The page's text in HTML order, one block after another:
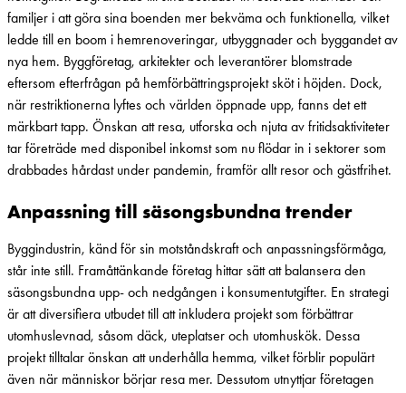
familjer i att göra sina boenden mer bekväma och funktionella, vilket
ledde till en boom i hemrenoveringar, utbyggnader och byggandet av
nya hem. Byggföretag, arkitekter och leverantörer blomstrade
eftersom efterfrågan på hemförbättringsprojekt sköt i höjden. Dock,
när restriktionerna lyftes och världen öppnade upp, fanns det ett
märkbart tapp. Önskan att resa, utforska och njuta av fritidsaktiviteter
tar företräde med disponibel inkomst som nu flödar in i sektorer som
drabbades hårdast under pandemin, framför allt resor och gästfrihet.
Anpassning till säsongsbundna trender
Byggindustrin, känd för sin motståndskraft och anpassningsförmåga,
står inte still. Framåttänkande företag hittar sätt att balansera den
säsongsbundna upp- och nedgången i konsumentutgifter. En strategi
är att diversifiera utbudet till att inkludera projekt som förbättrar
utomhuslevnad, såsom däck, uteplatser och utomhuskök. Dessa
projekt tilltalar önskan att underhålla hemma, vilket förblir populärt
även när människor börjar resa mer. Dessutom utnyttjar företagen